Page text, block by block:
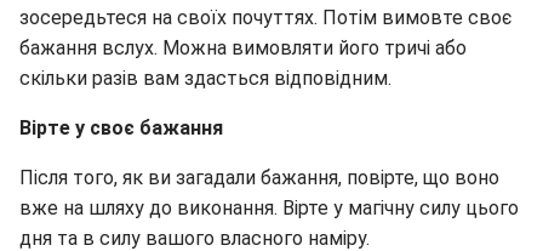
зосередьтеся на своїх почуттях. Потім вимовте своє
бажання вслух. Можна вимовляти його тричі або
скільки разів вам здасться відповідним.
Вірте у своє бажання
Після того, як ви загадали бажання, повірте, що воно
вже на шляху до виконання. Вірте у магічну силу цього
дня та в силу вашого власного наміру.